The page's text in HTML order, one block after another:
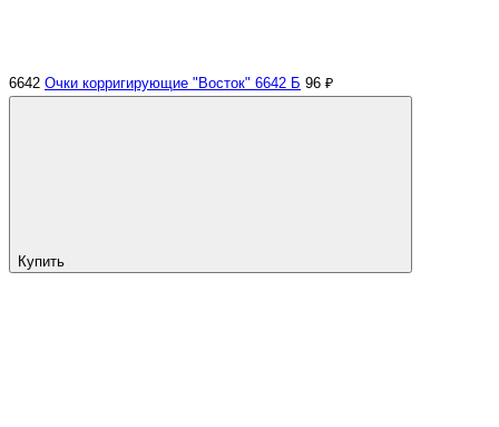
6642 Очки корригирующие "Восток" 6642 Б 96 ₽
Купить